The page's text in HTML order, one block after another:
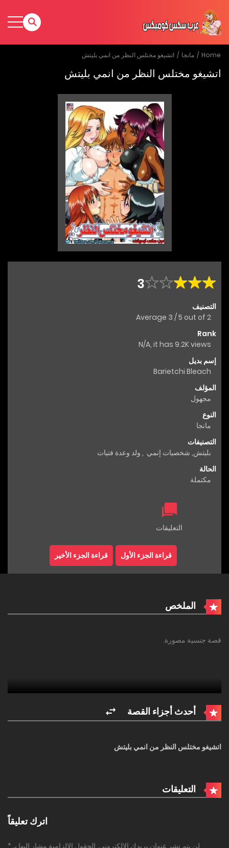
Home مانجا اتشيغو مختلس النظر من انمي بليتش
اتشيغو مختلس النظر من انمي بليتش
3
التصنيف
Average 3 /5 out of 2
Rank
N/A, it has 9.2K views
إسم بديل
Barietchi Bleach
المؤلف
مجهول
النوع
مانجا
التصنيفات
بليتش, شخصيات إنمي , ولد وعدة فتيات
الحالة
مكتملة
التعليقات
قراءة الجزء الأول قراءة الجزء الأخير
الملخص
قصة جنسية مصورة.
أحدث أجزاء القصة
اتشيغو مختلس النظر من انمي بليتش
التعليقات
اترك تعليقاً